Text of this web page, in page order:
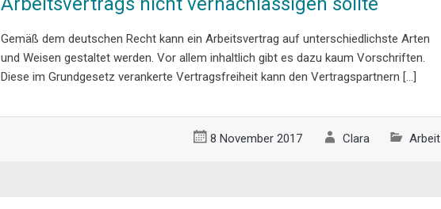
Gemäß dem deutschen Recht kann ein Arbeitsvertrag auf unterschiedlichste Arten
und Weisen gestaltet werden. Vor allem inhaltlich gibt es dazu kaum Vorschriften.
Diese im Grundgesetz verankerte Vertragsfreiheit kann den Vertragspartnern […]
8 November 2017 Clara Arbeit